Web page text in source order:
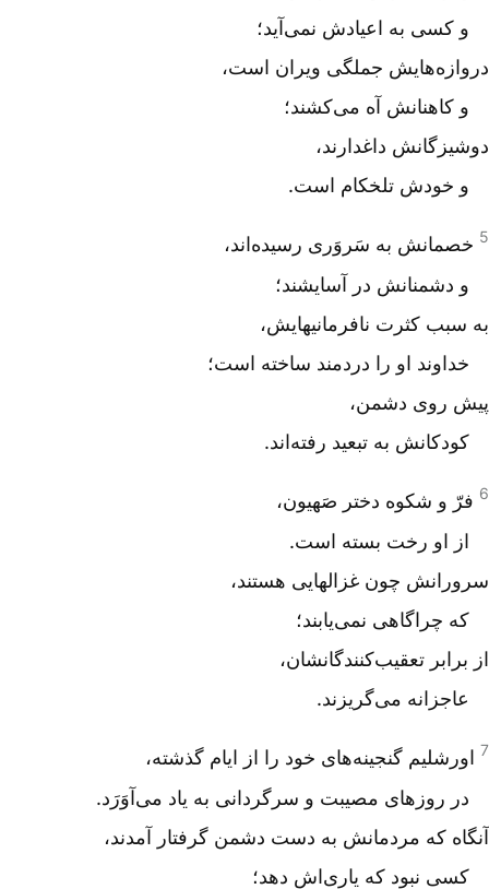
و کسی به اعیادش نمی‌آید؛
دروازه‌هایش جملگی ویران است،
و کاهنانش آه می‌کشند؛
دوشیزگانش داغدارند،
و خودش تلخکام است.
5 خصمانش به سَروَری رسیده‌اند،
و دشمنانش در آسایشند؛
به سبب کثرت نافرمانیهایش،
خداوند او را دردمند ساخته است؛
پیش روی دشمن،
کودکانش به تبعید رفته‌اند.
6 فرّ و شکوه دختر صَهیون،
از او رخت بسته است.
سرورانش چون غزالهایی هستند،
که چراگاهی نمی‌یابند؛
از برابر تعقیب‌کنندگانشان،
عاجزانه می‌گریزند.
7 اورشلیم گنجینه‌های خود را از ایام گذشته،
در روزهای مصیبت و سرگردانی به یاد می‌آوَرَد.
آنگاه که مردمانش به دست دشمن گرفتار آمدند،
کسی نبود که یاری‌اش دهد؛